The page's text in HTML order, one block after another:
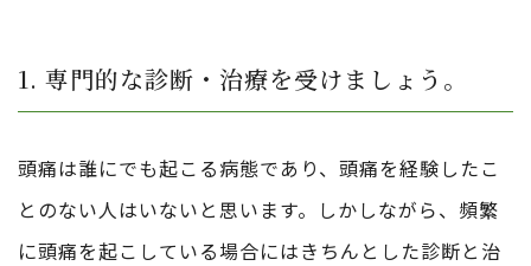
1. 専門的な診断・治療を受けましょう。
頭痛は誰にでも起こる病態であり、頭痛を経験したこ
とのない人はいないと思います。しかしながら、頻繁
に頭痛を起こしている場合にはきちんとした診断と治